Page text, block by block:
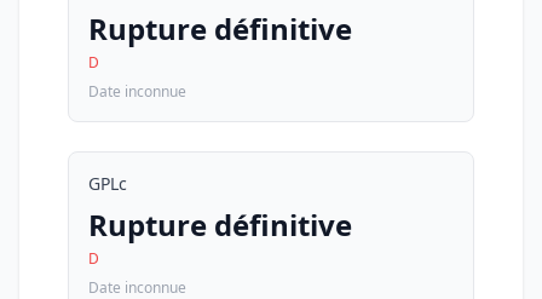
Rupture définitive
D
Date inconnue
GPLc
Rupture définitive
D
Date inconnue